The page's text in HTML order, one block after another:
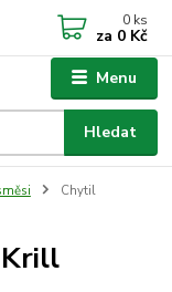
Menu
Hledat
0 ks
za 0 Kč
Chytil